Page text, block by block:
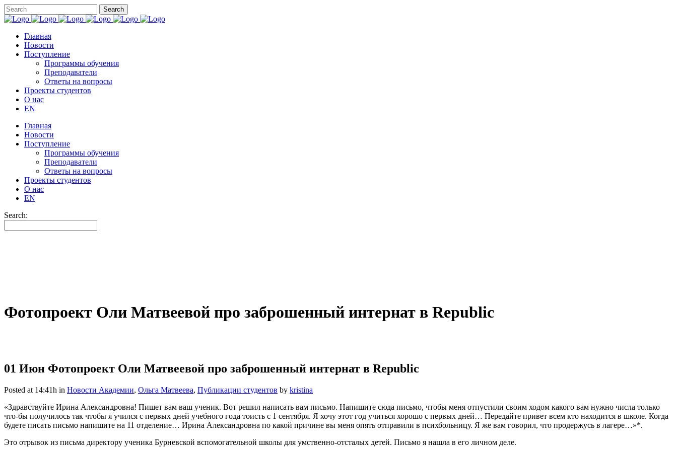
Главная
Новости
Поступление
Программы обучения
Преподаватели
Ответы на вопросы
Проекты студентов
О нас
EN
Главная
Новости
Поступление
Программы обучения
Преподаватели
Ответы на вопросы
Проекты студентов
О нас
EN
Search:
Фотопроект Оли Матвеевой про заброшенный интернат в Republic
01 Июн Фотопроект Оли Матвеевой про заброшенный интернат в Republic
Posted at 14:41h in Новости Академии, Ольга Матвеева, Публикации студентов by kristina
«Здравствуйте Ирина Александровна! Пишет вам ваш ученик. Вот решил написать вам письмо. Напишите сюда письмо, чтобы меня отпустили своим ходом какого вам нужно числа только
что-бы получилось так чтобы я учился с первых дней учебного года тоисть с 1 сентября. Я хочу этот год учиться хорошо с первых дней… Передайте привет всем кто находится в школе. Когда
будете писать письмо напишите на 11 отделение… Ирина Александровна по какой причине вы меня опять отправили в психбольницу. Я же вам говорил, что продержусь в лагере…»*.
Это отрывок из письма директору ученика Бурневской вспомогательной школы для умственно-отсталых детей. Письмо я нашла в его личном деле.